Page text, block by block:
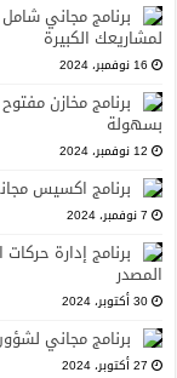
برنامج مجاني
لمشاريعك الكبيرة
16 نوفمبر، 2024
برنامج مخازن
بسهولة
12 نوفمبر، 2024
برنامج اكسيس
7 نوفمبر، 2024
المصدر
30 أكتوبر، 2024
برنامج مجاني
27 أكتوبر، 2024